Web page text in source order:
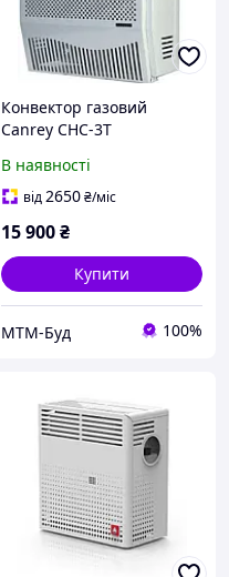
Конвектор газовий
Canrey CHC-3T
В наявності
від2650₴/міс
15 900₴
Купити
МТМ-Буд 100%